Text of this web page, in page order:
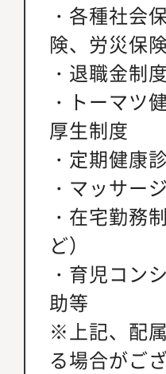
・各種社会
険、労災保
・退職金制度
・トーマツ
厚生制度
・定期健康
・マッサー
・在宅勤務
ど）
・育児コン
助等
※上記、配
る場合がご